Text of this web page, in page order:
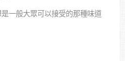
一般大眾可以接受的那種味道